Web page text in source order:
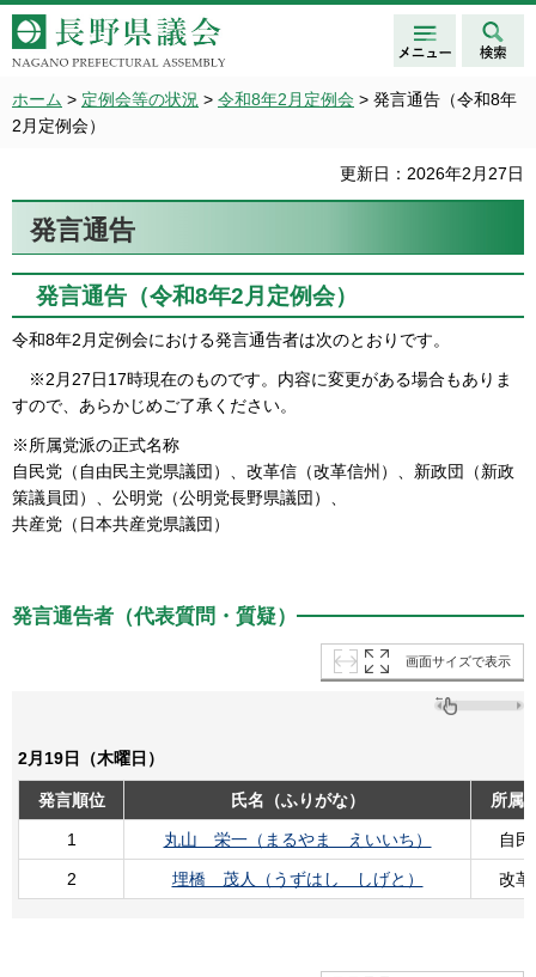
長野県議会 NAGANO
PREFECTURAL ASSEMBLY
メニュ
ー
検索
ホーム > 定例会等の状況 > 令和8年2月定例会 > 発言通告（令和8年
2月定例会）
更新日：2026年2月27日
発言通告
発言通告（令和8年2月定例会）
令和8年2月定例会における発言通告者は次のとおりです。
※2月27日17時現在のものです。内容に変更がある場合もありま
すので、あらかじめご了承ください。
※所属党派の正式名称
自民党（自由民主党県議団）、改革信（改革信州）、新政団（新政
策議員団）、公明党（公明党長野県議団）、
共産党（日本共産党県議団）
発言通告者（代表質問・質疑）
画面サイズで表示
2月19日（木曜日）
発言順位 氏名（ふりがな） 所属
1 丸山 栄一（まるやま えいいち） 自民
2 埋橋 茂人（うずはし しげと） 改革